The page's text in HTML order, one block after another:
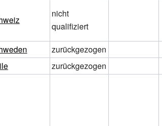
nicht
qualifiziert
zurückgezogen
zurückgezogen